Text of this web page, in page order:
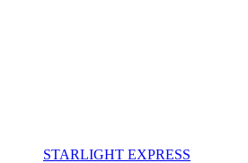
STARLIGHT EXPRESS